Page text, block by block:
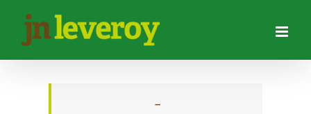
inhoud
–